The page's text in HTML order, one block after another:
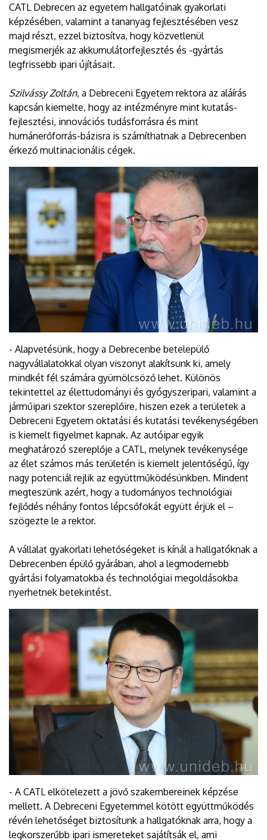
CATL Debrecen az egyetem hallgatóinak gyakorlati
képzésében, valamint a tananyag fejlesztésében vesz
majd részt, ezzel biztosítva, hogy közvetlenül
megismerjék az akkumulátorfejlesztés és -gyártás
legfrissebb ipari újításait.
Szilvássy Zoltán, a Debreceni Egyetem rektora az aláírás
kapcsán kiemelte, hogy az intézményre mint kutatás-
fejlesztési, innovációs tudásforrásra és mint
humánerőforrás-bázisra is számíthatnak a Debrecenben
érkező multinacionális cégek.
- Alapvetésünk, hogy a Debrecenbe betelepülő
nagyvállalatokkal olyan viszonyt alakítsunk ki, amely
mindkét fél számára gyümölcsöző lehet. Különös
tekintettel az élettudományi és gyógyszeripari, valamint a
járműipari szektor szereplőire, hiszen ezek a területek a
Debreceni Egyetem oktatási és kutatási tevékenységében
is kiemelt figyelmet kapnak. Az autóipar egyik
meghatározó szereplője a CATL, melynek tevékenysége
az élet számos más területén is kiemelt jelentőségű, így
nagy potenciál rejlik az együttműködésünkben. Mindent
megteszünk azért, hogy a tudományos technológiai
fejlődés néhány fontos lépcsőfokát együtt érjük el –
szögezte le a rektor.
A vállalat gyakorlati lehetőségeket is kínál a hallgatóknak a
Debrecenben épülő gyárában, ahol a legmodernebb
gyártási folyamatokba és technológiai megoldásokba
nyerhetnek betekintést.
- A CATL elkötelezett a jövő szakembereinek képzése
mellett. A Debreceni Egyetemmel kötött együttműködés
révén lehetőséget biztosítunk a hallgatóknak arra, hogy a
legkorszerűbb ipari ismereteket sajátítsák el, ami